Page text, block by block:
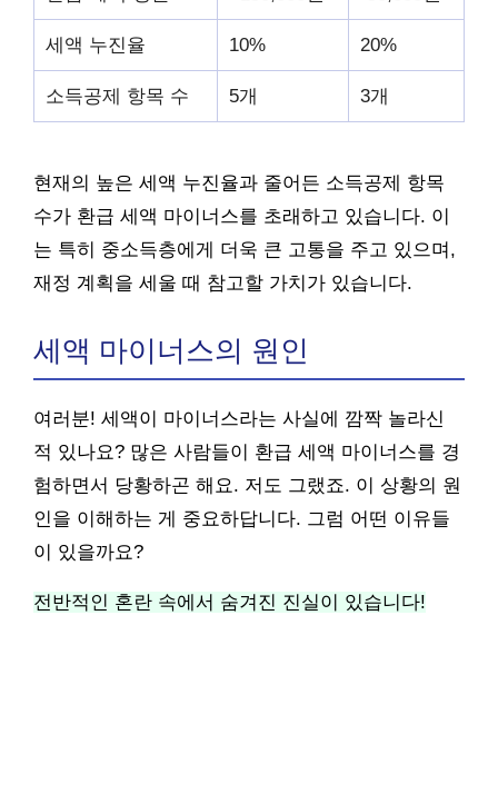
세액 누진율 10% 20%
소득공제 항목 수 5개 3개
현재의 높은 세액 누진율과 줄어든 소득공제 항목
수가 환급 세액 마이너스를 초래하고 있습니다. 이
는 특히 중소득층에게 더욱 큰 고통을 주고 있으며,
재정 계획을 세울 때 참고할 가치가 있습니다.
세액 마이너스의 원인
여러분! 세액이 마이너스라는 사실에 깜짝 놀라신
적 있나요? 많은 사람들이 환급 세액 마이너스를 경
험하면서 당황하곤 해요. 저도 그랬죠. 이 상황의 원
인을 이해하는 게 중요하답니다. 그럼 어떤 이유들
이 있을까요?
전반적인 혼란 속에서 숨겨진 진실이 있습니다!